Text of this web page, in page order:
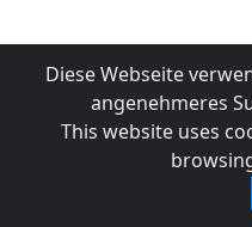
Diese Webseite
angenehmeres
This website uses